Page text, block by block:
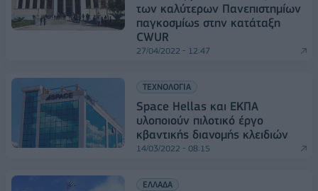
των καλύτερων Πανεπιστημίων
παγκοσμίως στην κατάταξη
CWUR
27/04/2022 - 12:47
ΤΕΧΝΟΛΟΓΙΑ
Space Hellas και ΕΚΠΑ
υλοποιούν πιλοτικό έργο
κβαντικής διανομής κλειδιών
14/03/2022 - 08:15
ΕΛΛΑΔΑ